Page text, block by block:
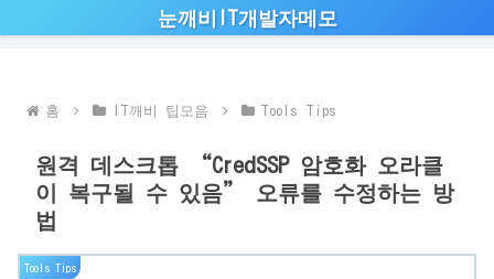
눈깨비IT개발자메모
홈 IT깨비 팁모음 Tools Tips
원격 데스크톱 “CredSSP 암호화 오라클
이 복구될 수 있음” 오류를 수정하는 방
법
Tools Tips